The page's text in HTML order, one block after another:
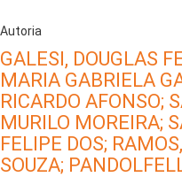
Autoria
GALESI, DOUGLAS
MARIA GABRIELA
RICARDO AFONSO;
MURILO MOREIRA;
FELIPE DOS;
SOUZA;